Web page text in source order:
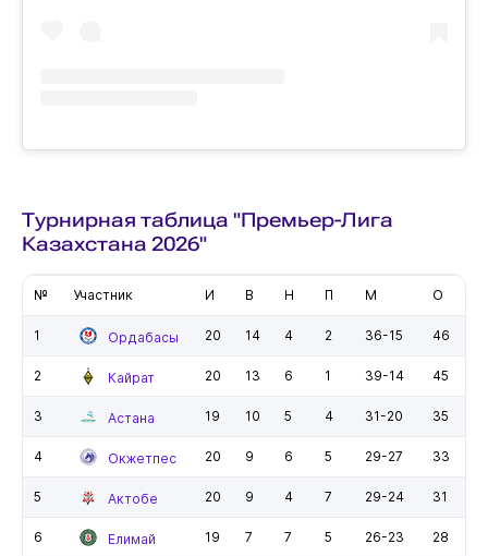
Турнирная таблица "Премьер-Лига
Казахстана 2026"
№ Участник И В Н П М О
1 Ордабасы 20 14 4 2 36-15 46
2 Кайрат 20 13 6 1 39-14 45
3 Астана 19 10 5 4 31-20 35
4 Окжетпес 20 9 6 5 29-27 33
5 Актобе 20 9 4 7 29-24 31
6 Елимай 19 7 7 5 26-23 28